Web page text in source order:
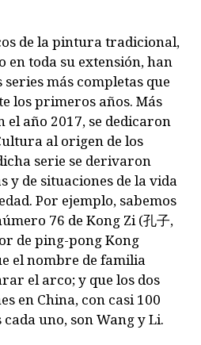
de la pintura tradicional,
en toda su extensión, han
más completas que
los primeros años. Más
el año 2017, se dedicaron
al origen de los
serie se derivaron
y de situaciones de la vida
Por ejemplo, sabemos
76 de Kong Zi (孔子,
de ping-pong Kong
el nombre de familia
el arco; y que los dos
en China, con casi 100
uno, son Wang y Li.